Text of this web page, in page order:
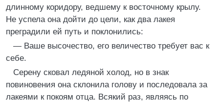
длинному коридору, ведшему к восточному крылу.
Не успела она дойти до цели, как два лакея
преградили ей путь и поклонились:
— Ваше высочество, его величество требует вас к
себе.
Серену сковал ледяной холод, но в знак
повиновения она склонила голову и последовала за
лакеями к покоям отца. Всякий раз, являясь по